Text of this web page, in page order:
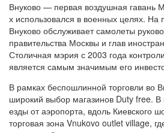
Внуково — первая воздушная гавань
х использовался в военных целях. На
Внуково обслуживает самолеты
правительства Москвы и глав
Столичная мэрия с 2003 года
является самым значимым его
В рамках беспошлинной торговли во
широкий выбор магазинов Duty free. В
езды от аэропорта, вдоль Киевского
торговая зона Vnukovo outlet village,